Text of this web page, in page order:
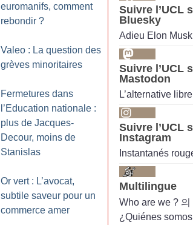
euromanifs, comment
rebondir ?
Valeo : La question des
grèves minoritaires
Fermetures dans
l’Education nationale :
plus de Jacques-
Decour, moins de
Stanislas
Or vert : L’avocat,
subtile saveur pour un
commerce amer
Suivre l’UCL
Bluesky
Adieu Elon Musk
Suivre l’UCL
Mastodon
L’alternative
Suivre l’UCL
Instagram
Instantanés
Multilingue
Who are we ? 의
¿Quiénes